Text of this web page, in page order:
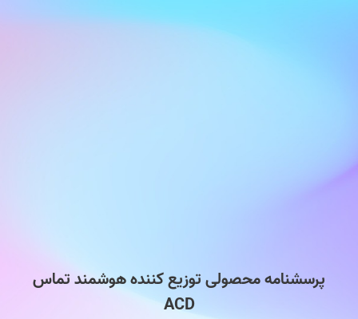
پرسشنامه محصولی توزیع کننده هوشمند تماس
ACD